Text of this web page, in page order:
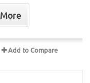
More
Add to Compare